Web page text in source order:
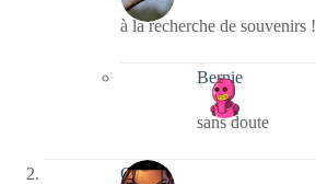
à la recherche de souvenirs !
Bernie
sans doute
CLDF